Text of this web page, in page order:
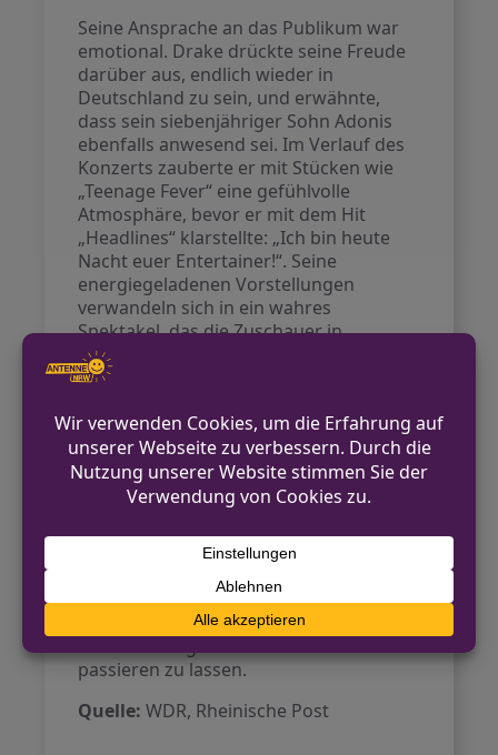
Seine Ansprache an das Publikum war
emotional. Drake drückte seine Freude
darüber aus, endlich wieder in
Deutschland zu sein, und erwähnte,
dass sein siebenjähriger Sohn Adonis
ebenfalls anwesend sei. Im Verlauf des
Konzerts zauberte er mit Stücken wie
„Teenage Fever“ eine gefühlvolle
Atmosphäre, bevor er mit dem Hit
„Headlines“ klarstellte: „Ich bin heute
Nacht euer Entertainer!“. Seine
energiegeladenen Vorstellungen
verwandeln sich in ein wahres
Spektakel, das die Zuschauer in
Höchstform versetzte.
einhellige Meinung seiner Fans, die sein
Engagement und seine Interaktion
während des Konzerts schätzen. Nach
etwa einer Stunde legte DJ Spade einige
Songs auf, bevor Drake erneut die
Bühne betrat, um sich mit seinen treuen
Anhängern zu verbinden.
Am Tag nach dem Konzert bleibt
genügend Zeit, um die Erinnerungen an
passieren zu lassen.
Quelle: WDR, Rheinische Post